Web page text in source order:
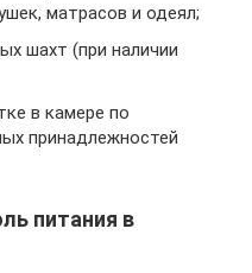
матрасов и одеял;
шахт (при наличии
в камере по
принадлежностей
питания в